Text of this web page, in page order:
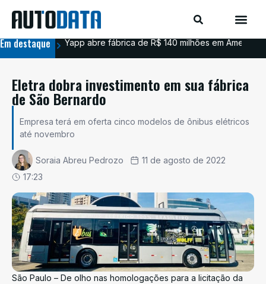
Em destaque Yapp abre fábrica de R$ 140 milhões em
Eletra dobra investimento em sua fábrica
de São Bernardo
Empresa terá em oferta cinco modelos de ônibus elétricos
até novembro
Soraia Abreu Pedrozo
11 de agosto de 2022
17:23
São Paulo – De olho nas homologações para a licitação da